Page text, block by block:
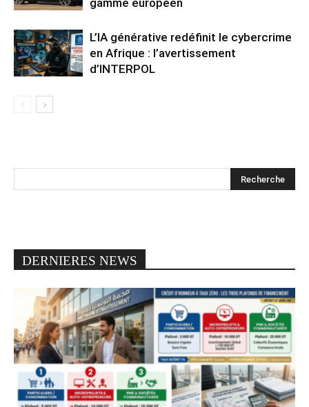
L’IA générative redéfinit le cybercrime
en Afrique : l’avertissement
d’INTERPOL
DERNIERES NEWS